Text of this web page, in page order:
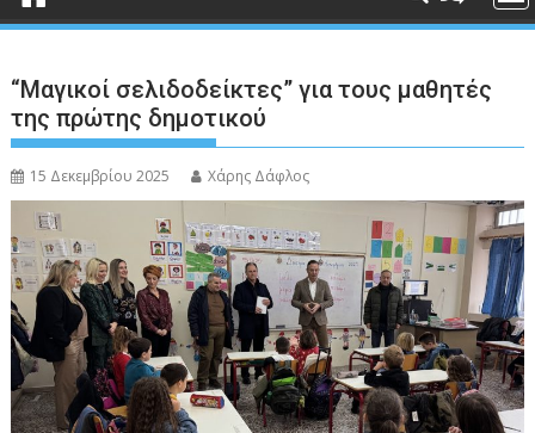
“Μαγικοί σελιδοδείκτες” για τους μαθητές
της πρώτης δημοτικού
15 Δεκεμβρίου 2025 Χάρης Δάφλος